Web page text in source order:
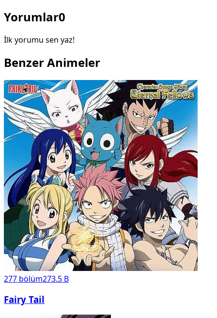
Yorumlar0
İlk yorumu sen yaz!
Benzer Animeler
277 bölüm273.5 B
Fairy Tail